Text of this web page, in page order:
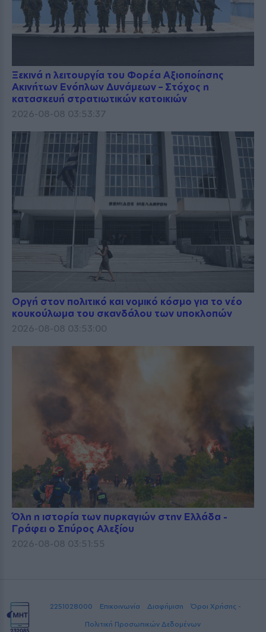
Ξεκινά η λειτουργία του Φορέα Αξιοποίησης
Ακινήτων Ενόπλων Δυνάμεων – Στόχος η
κατασκευή στρατιωτικών κατοικιών
2026-08-08 03:53:37
Οργή στον πολιτικό και νομικό κόσμο για το νέο
κουκούλωμα του σκανδάλου των υποκλοπών
2026-08-08 03:53:00
Όλη η ιστορία των πυρκαγιών στην Ελλάδα -
Γράφει ο Σπύρος Αλεξίου
2026-08-08 03:51:55
2251028000 Επικοινωνία Διαφήμιση
Όροι Χρήσης -
Πολιτική Προσωπικών Δεδομένων